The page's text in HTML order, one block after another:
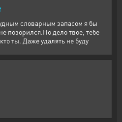
словарным запасом я бы
позорился.Но дело твое, тебе
ты. Даже удалять не буду